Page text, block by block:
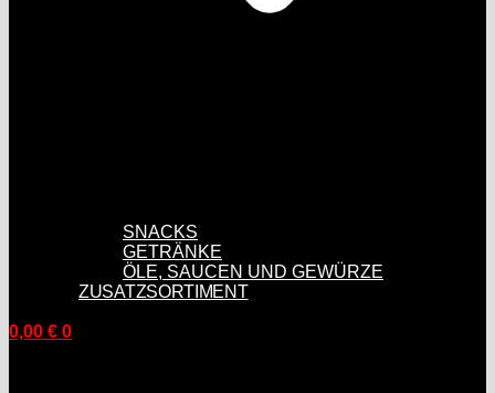
SNACKS
GETRÄNKE
ÖLE, SAUCEN UND GEWÜRZE
ZUSATZSORTIMENT
0,00 € 0